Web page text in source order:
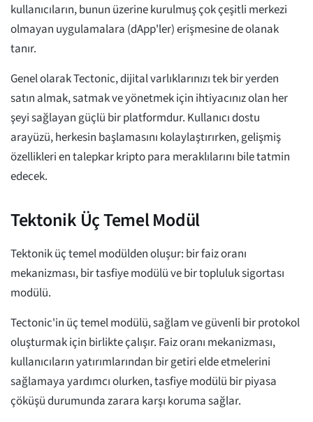
kullanıcıların, bunun üzerine kurulmuş çok çeşitli merkezi
olmayan uygulamalara (dApp'ler) erişmesine de olanak
tanır.
Genel olarak Tectonic, dijital varlıklarınızı tek bir yerden
satın almak, satmak ve yönetmek için ihtiyacınız olan her
şeyi sağlayan güçlü bir platformdur. Kullanıcı dostu
arayüzü, herkesin başlamasını kolaylaştırırken, gelişmiş
özellikleri en talepkar kripto para meraklılarını bile tatmin
edecek.
Tektonik Üç Temel Modül
Tektonik üç temel modülden oluşur: bir faiz oranı
mekanizması, bir tasfiye modülü ve bir topluluk sigortası
modülü.
Tectonic'in üç temel modülü, sağlam ve güvenli bir protokol
oluşturmak için birlikte çalışır. Faiz oranı mekanizması,
kullanıcıların yatırımlarından bir getiri elde etmelerini
sağlamaya yardımcı olurken, tasfiye modülü bir piyasa
çöküşü durumunda zarara karşı koruma sağlar.